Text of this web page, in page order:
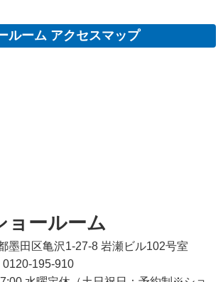
ルーム アクセスマップ
ョールーム
墨田区亀沢1-27-8 岩瀬ビル102号室
195-910